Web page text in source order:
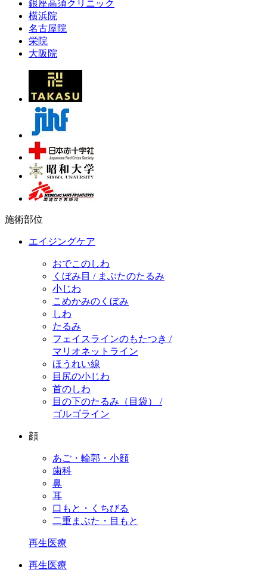
銀座高須クリニック
横浜院
名古屋院
栄院
大阪院
施術部位
エイジングケア
おでこのしわ
くぼみ目 / まぶたのたるみ
小じわ
こめかみのくぼみ
しわ
たるみ
フェイスラインのもたつき /
マリオネットライン
ほうれい線
目尻の小じわ
首のしわ
目の下のたるみ（目袋） /
ゴルゴライン
顔
あご・輪郭・小顔
歯科
鼻
耳
口もと・くちびる
二重まぶた・目もと
再生医療
再生医療